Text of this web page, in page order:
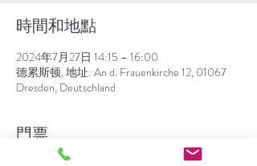
時間和地點
2024年7月27日 14:15 – 16:00
德累斯顿, 地址: An d. Frauenkirche 12, 01067
Dresden, Deutschland
門票